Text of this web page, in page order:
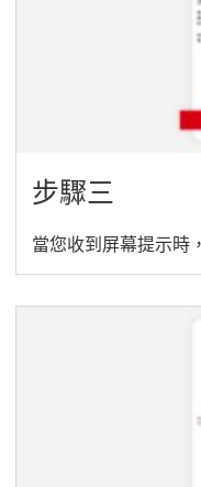
步驟三
當您收到屏幕提示時